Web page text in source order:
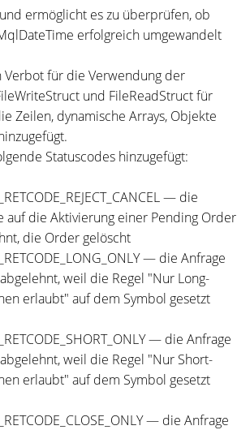
ermöglicht es zu überprüfen, ob
erfolgreich umgewandelt
Verbot für die Verwendung der
und FileReadStruct für
Zeilen, dynamische Arrays, Objekte
Statuscodes hinzugefügt:
— die
auf die Aktivierung einer Pending Order
die Order gelöscht
— die Anfrage
weil die Regel "Nur Long-
erlaubt" auf dem Symbol gesetzt
— die Anfrage
weil die Regel "Nur Short-
erlaubt" auf dem Symbol gesetzt
— die Anfrage